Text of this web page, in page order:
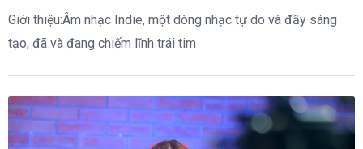
Giới thiệu:Âm nhạc Indie, một dòng nhạc tự do và đầy sáng
tạo, đã và đang chiếm lĩnh trái tim